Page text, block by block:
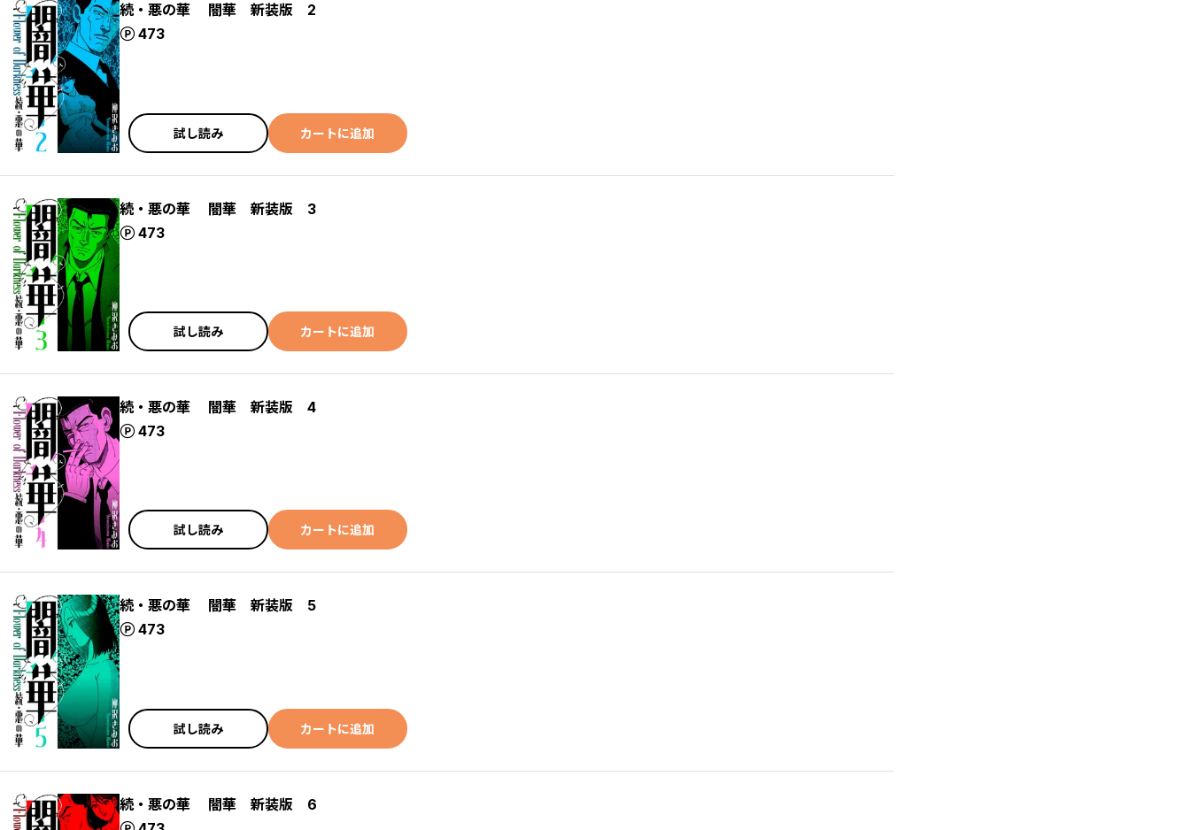
続・悪の華 闇華 新装版 2
473
ポイント
試し読み カートに追加
続・悪の華 闇華 新装版 3
473
ポイント
試し読み カートに追加
続・悪の華 闇華 新装版 4
473
ポイント
試し読み カートに追加
続・悪の華 闇華 新装版 5
473
ポイント
試し読み カートに追加
続・悪の華 闇華 新装版 6